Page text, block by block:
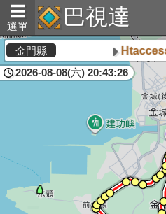
選單 巴視達
金門縣 Htaccess
2026-08-08(六) 20:43:26